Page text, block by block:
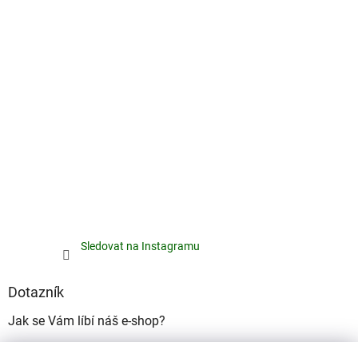
Sledovat na Instagramu
Dotazník
Jak se Vám líbí náš e-shop?